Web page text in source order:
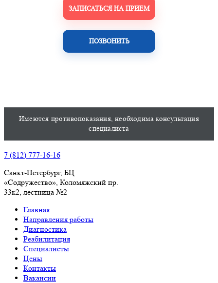
ЗАПИСАТЬСЯ НА ПРИЕМ
ПОЗВОНИТЬ
Имеются противопоказания, необходима консультация
специалиста
7 (812) 777-16-16
Санкт-Петербург, БЦ
«Содружество», Колoмяжский пр.
33к2, лестница №2
Главная
Направления работы
Диагностика
Реабилитация
Специалисты
Цены
Контакты
Вакансии